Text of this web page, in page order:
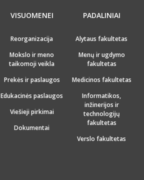
VISUOMENEI
Reorganizacija
Mokslo ir meno
taikomoji veikla
Prekės ir paslaugos
Edukacinės paslaugos
Viešieji pirkimai
Dokumentai
PADALINIAI
Alytaus fakultetas
Menų ir ugdymo
fakultetas
Medicinos fakultetas
Informatikos,
inžinerijos ir
technologijų
fakultetas
Verslo fakultetas